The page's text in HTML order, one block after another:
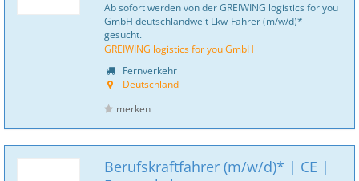
Ab sofort werden von der GREIWING logistics for you
GmbH deutschlandweit Lkw-Fahrer (m/w/d)*
gesucht.
GREIWING logistics for you GmbH
Fernverkehr
Deutschland
merken
Berufskraftfahrer (m/w/d)* | CE |